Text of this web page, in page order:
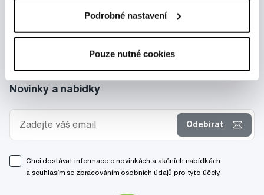
Podrobné nastavení
Pouze nutné cookies
Novinky a nabídky
Odebírat
Chci dostávat informace o novinkách a akčních nabídkách
a souhlasím se zpracováním osobních údajů pro tyto účely.